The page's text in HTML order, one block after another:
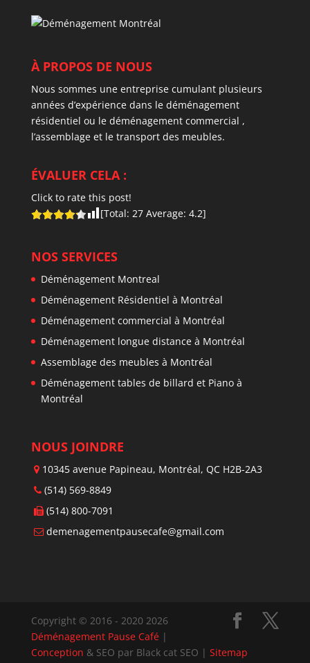
À PROPOS DE NOUS
Nous sommes une entreprise cumulant plusieurs
années d’expérience dans le déménagement
résidentiel ou le déménagement commercial ,
l’assemblage et le transport des meubles.
ÉVALUER CELA :
Click to rate this post!
[Total: 27Average: 4.2]
NOS SERVICES
Déménagement Montreal
Déménagement Résidentiel à Montréal
Déménagement commercial à Montréal
Déménagement longue distance à Montréal
Assemblage des meubles à Montréal
Déménagement tables de billard et Piano à
Montréal
NOUS JOINDRE
10345 avenue Papineau, Montréal, QC H2B-2A3
(514) 569-8849
(514) 800-7091
demenagementpausecafe@gmail.com
Copyright © 2016 - 2020 2026
Déménagement Pause Café|
Conception & SEO par Black cat SEO | Sitemap